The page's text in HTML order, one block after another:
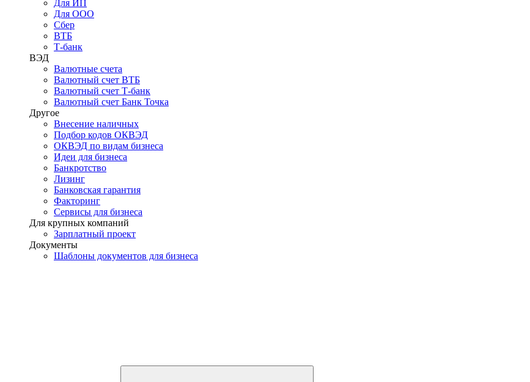
Для ИП
Для ООО
Сбер
ВТБ
Т-банк
ВЭД
Валютные счета
Валютный счет ВТБ
Валютный счет Т-банк
Валютный счет Банк Точка
Другое
Внесение наличных
Подбор кодов ОКВЭД
ОКВЭД по видам бизнеса
Идеи для бизнеса
Банкротство
Лизинг
Банковская гарантия
Факторинг
Сервисы для бизнеса
Для крупных компаний
Зарплатный проект
Документы
Шаблоны документов для бизнеса